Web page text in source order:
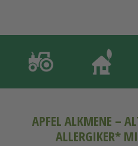
APFEL ALKMENE –
ALLERGIKER*